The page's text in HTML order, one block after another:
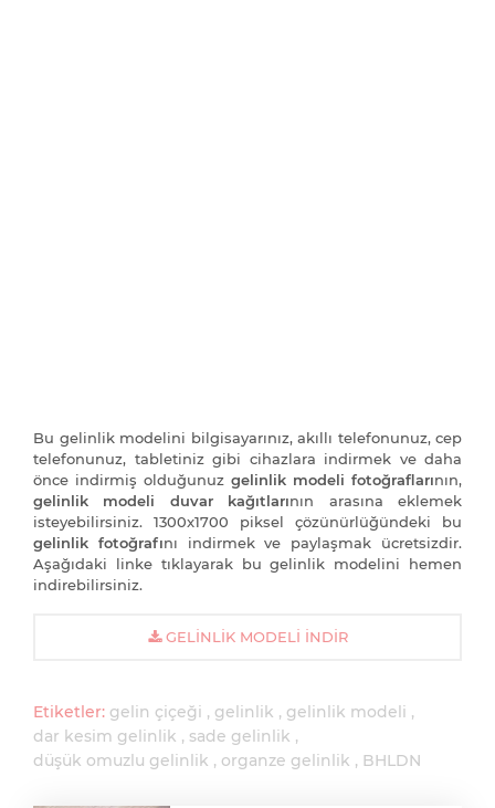
Bu gelinlik modelini bilgisayarınız, akıllı telefonunuz, cep
telefonunuz, tabletiniz gibi cihazlara indirmek ve daha
önce indirmiş olduğunuz gelinlik modeli fotoğraflarının,
gelinlik modeli duvar kağıtlarının arasına eklemek
isteyebilirsiniz. 1300x1700 piksel çözünürlüğündeki bu
gelinlik fotoğrafını indirmek ve paylaşmak ücretsizdir.
Aşağıdaki linke tıklayarak bu gelinlik modelini hemen
indirebilirsiniz.
GELINLIK MODELI İNDIR
Etiketler: gelin çiçeği gelinlik
gelinlik modeli
dar kesim gelinlik
sade gelinlik
düşük omuzlu gelinlik
organze gelinlik BHLDN